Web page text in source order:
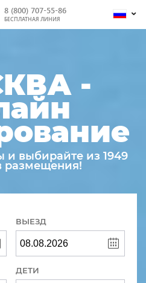
8 (800) 707-55-86
БЕСПЛАТНАЯ ЛИНИЯ
-
и выбирайте из 1949
размещения!
ВЫЕЗД
ДЕТИ